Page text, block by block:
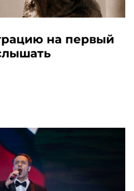
на первый